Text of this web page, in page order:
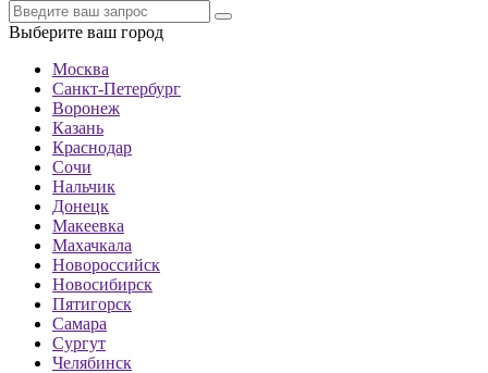
Выберите ваш город
Москва
Санкт-Петербург
Воронеж
Казань
Краснодар
Сочи
Нальчик
Донецк
Макеевка
Махачкала
Новороссийск
Новосибирск
Пятигорск
Самара
Сургут
Челябинск